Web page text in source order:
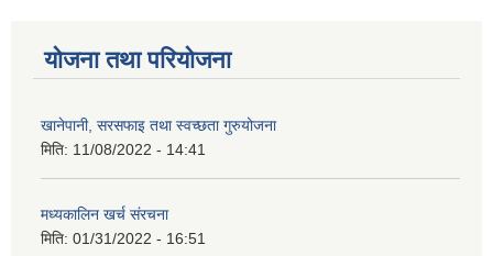
योजना तथा परियोजना
खानेपानी, सरसफाइ तथा स्वच्छता गुरुयोजना
मिति: 11/08/2022 - 14:41
मध्यकालिन खर्च संरचना
मिति: 01/31/2022 - 16:51